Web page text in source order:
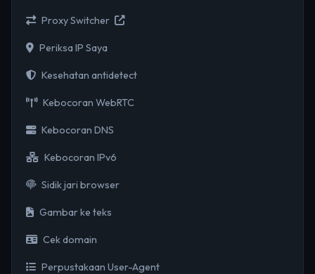
Proxy Switcher
Periksa IP Saya
Kesehatan antidetect
Kebocoran WebRTC
Kebocoran DNS
Kebocoran IPv6
Sidik jari browser
Gambar ke teks
Cek domain
Perpustakaan User-Agent